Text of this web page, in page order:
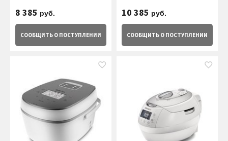
8 385 руб.
СООБЩИТЬ О ПОСТУПЛЕНИИ
10 385 руб.
СООБЩИТЬ О ПОСТУПЛЕНИИ